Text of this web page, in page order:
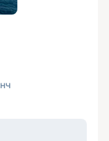
нч